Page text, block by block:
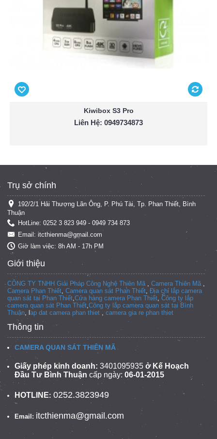
Kiwibox S3 Pro
Liên Hệ: 0949734873
Trụ sở chính
192/2/1 Hải Thượng Lãn Ông, P. Phú Tài, Tp. Phan Thiết, Bình
Thuận
HotLine: 0252 3 823 949 - 0949 734 873
Email: itcthienma@gmail.com
Giờ làm việc: 8h AM - 17h PM
Giới thiệu
CÔNG TY TNHH Giải Pháp Công Nghệ Thiên Mã , Camera Thiên Mã ,
Camera Phan Thiết, Camera quan sát Phan Thiết, Địa chỉ lắp camera
quan sát tại Phan Thiết,Cửa hàng camera Phan Thiết, Công ty lắp
camera quan sát Phan Thiết,Công ty lắp camera quan sát tại Bình
Thuận, l ap dat camera phan thiet , camera gia re phan thiet
Thông tin
CAMERA QUAN SÁT THIÊN MÃ
Giấy phép kinh doanh: 3401095935 ở Kế Hoạch
Đầu Tư Bình Thuận cấp ngày: 06-01-2015
HOTLINE: 0252.3823949
Email: itcthienma@gmail.com